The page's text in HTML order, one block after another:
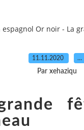
Or noir - La
11.11.2020 …
Par xehaziqu